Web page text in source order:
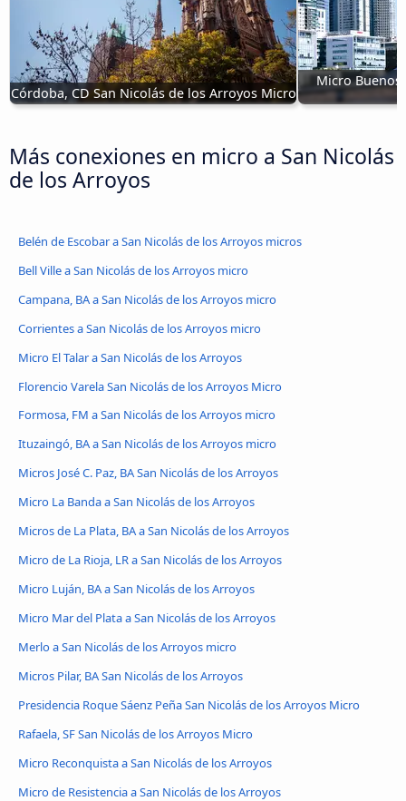
Córdoba, CD San Nicolás de los Arroyos Micro
Micro Buenos
Más conexiones en micro a San Nicolás
de los Arroyos
Belén de Escobar a San Nicolás de los Arroyos micros
Bell Ville a San Nicolás de los Arroyos micro
Campana, BA a San Nicolás de los Arroyos micro
Corrientes a San Nicolás de los Arroyos micro
Micro El Talar a San Nicolás de los Arroyos
Florencio Varela San Nicolás de los Arroyos Micro
Formosa, FM a San Nicolás de los Arroyos micro
Ituzaingó, BA a San Nicolás de los Arroyos micro
Micros José C. Paz, BA San Nicolás de los Arroyos
Micro La Banda a San Nicolás de los Arroyos
Micros de La Plata, BA a San Nicolás de los Arroyos
Micro de La Rioja, LR a San Nicolás de los Arroyos
Micro Luján, BA a San Nicolás de los Arroyos
Micro Mar del Plata a San Nicolás de los Arroyos
Merlo a San Nicolás de los Arroyos micro
Micros Pilar, BA San Nicolás de los Arroyos
Presidencia Roque Sáenz Peña San Nicolás de los Arroyos Micro
Rafaela, SF San Nicolás de los Arroyos Micro
Micro Reconquista a San Nicolás de los Arroyos
Micro de Resistencia a San Nicolás de los Arroyos